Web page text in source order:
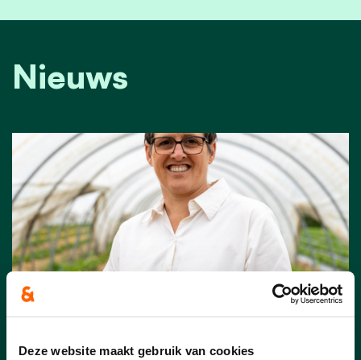
Deze website maakt gebruik van cookies
Nieuws